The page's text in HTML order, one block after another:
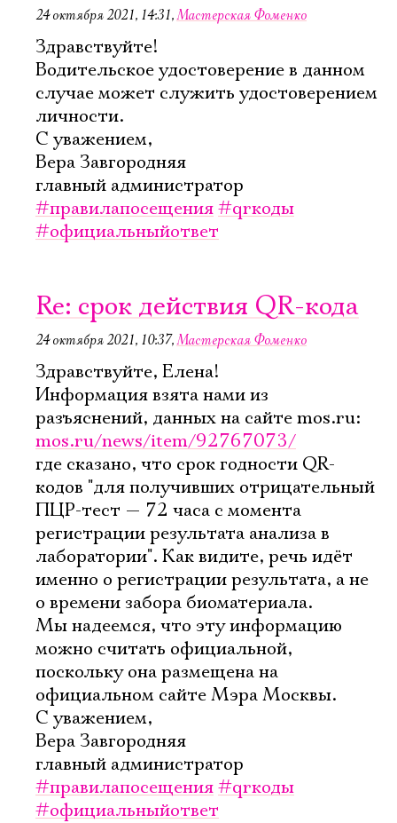
24 октября 2021, 14:31,Мастерская Фоменко
Здравствуйте!
Водительское удостоверение в данном
случае может служить удостоверением
личности.
С уважением,
Вера Завгородняя
главный администратор
#правилапосещения#qrкоды
#официальныйответ
Re: срок действия QR-кода
24 октября 2021, 10:37,Мастерская Фоменко
Здравствуйте, Елена!
Информация взята нами из
разъяснений, данных на сайте mos.ru:
mos.ru/news/item/92767073/
где сказано, что срок годности QR-
кодов "для получивших отрицательный
ПЦР-тест — 72 часа с момента
регистрации результата анализа в
лаборатории". Как видите, речь идёт
именно о регистрации результата, а не
о времени забора биоматериала.
Мы надеемся, что эту информацию
можно считать официальной,
поскольку она размещена на
официальном сайте Мэра Москвы.
С уважением,
Вера Завгородняя
главный администратор
#правилапосещения#qrкоды
#официальныйответ